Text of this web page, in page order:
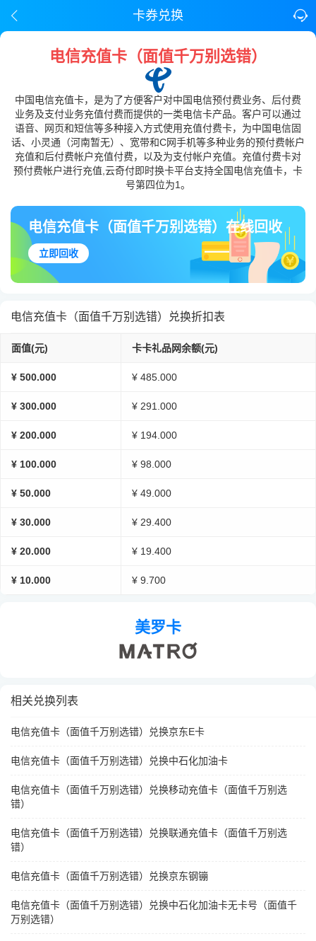
卡券兑换
电信充值卡（面值千万别选错）
中国电信充值卡，是为了方便客户对中国电信预付费业务、后付费
业务及支付业务充值付费而提供的一类电信卡产品。客户可以通过
语音、网页和短信等多种接入方式使用充值付费卡，为中国电信固
话、小灵通（河南暂无）、宽带和C网手机等多种业务的预付费帐户
充值和后付费帐户充值付费，以及为支付帐户充值。充值付费卡对
预付费帐户进行充值,云奇付即时换卡平台支持全国电信充值卡，卡
号第四位为1。
电信充值卡（面值千万别选错）在线回收
立即回收
电信充值卡（面值千万别选错）兑换折扣表
面值(元) 卡卡礼品网余额(元)
¥ 500.000 ¥ 485.000
¥ 300.000 ¥ 291.000
¥ 200.000 ¥ 194.000
¥ 100.000 ¥ 98.000
¥ 50.000 ¥ 49.000
¥ 30.000 ¥ 29.400
¥ 20.000 ¥ 19.400
¥ 10.000 ¥ 9.700
美罗卡
相关兑换列表
电信充值卡（面值千万别选错）兑换京东E卡
电信充值卡（面值千万别选错）兑换中石化加油卡
电信充值卡（面值千万别选错）兑换移动充值卡（面值千万别选
错）
电信充值卡（面值千万别选错）兑换联通充值卡（面值千万别选
错）
电信充值卡（面值千万别选错）兑换京东钢镚
电信充值卡（面值千万别选错）兑换中石化加油卡无卡号（面值千
万别选错）